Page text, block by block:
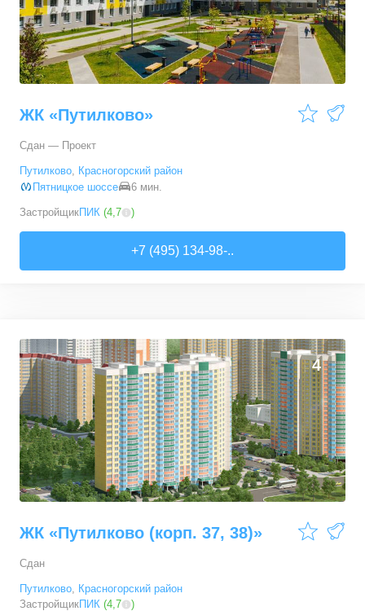
ЖК «Путилково»
Сдан — Проект
Путилково, Красногорский район
Пятницкое шоссе
6 мин.
ЗастройщикПИК (4,7 )
+7 (495) 134-98-..
4
ЖК «Путилково (корп. 37, 38)»
Сдан
Путилково, Красногорский район
ЗастройщикПИК (4,7 )